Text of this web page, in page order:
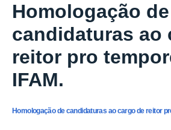
Homologação de
candidaturas ao
reitor pro
IFAM.
Homologação de candidaturas ao cargo de reitor